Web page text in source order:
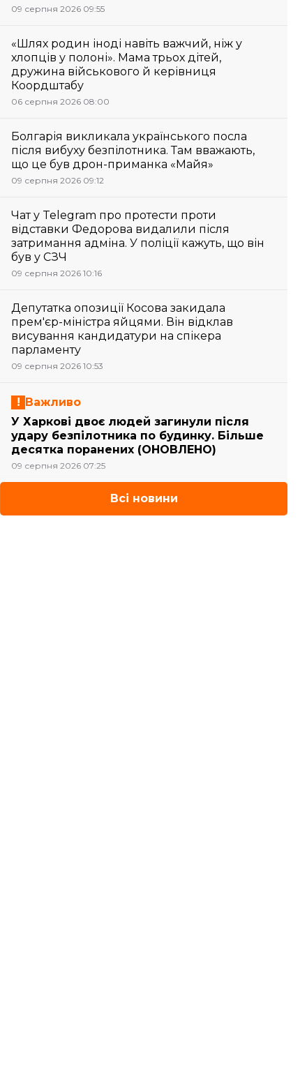
09 серпня 2026 09:55
«Шлях родин іноді навіть важчий, ніж у
хлопців у полоні». Мама трьох дітей,
дружина військового й керівниця
Коордштабу
06 серпня 2026 08:00
Болгарія викликала українського посла
після вибуху безпілотника. Там вважають,
що це був дрон-приманка «Майя»
09 серпня 2026 09:12
Чат у Telegram про протести проти
відставки Федорова видалили після
затримання адміна. У поліції кажуть, що він
був у СЗЧ
09 серпня 2026 10:16
Депутатка опозиції Косова закидала
прем'єр-міністра яйцями. Він відклав
висування кандидатури на спікера
парламенту
09 серпня 2026 10:53
Важливо
У Харкові двоє людей загинули після
удару безпілотника по будинку. Більше
десятка поранених (ОНОВЛЕНО)
09 серпня 2026 07:25
Всі новини